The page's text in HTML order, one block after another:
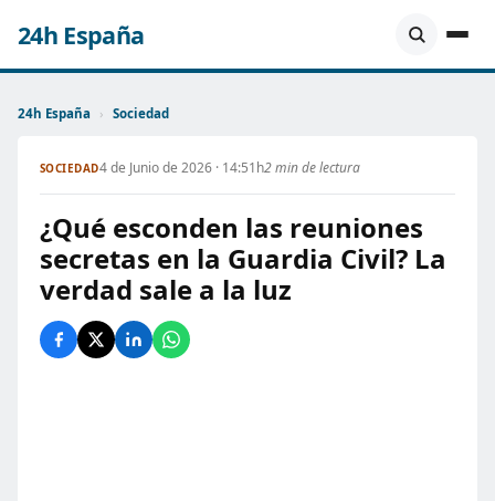
24h España
24h España › Sociedad
SOCIEDAD4 de Junio de 2026 · 14:51h2 min de lectura
¿Qué esconden las reuniones
secretas en la Guardia Civil? La
verdad sale a la luz